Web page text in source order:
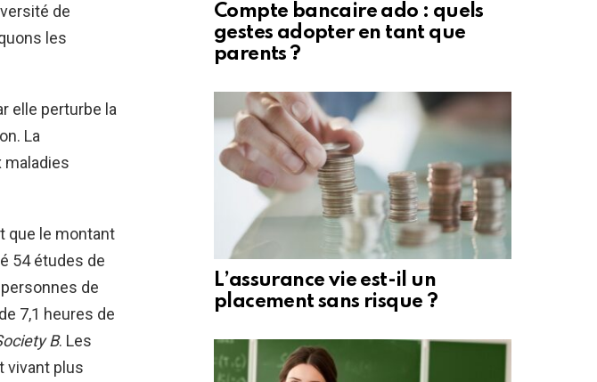
de
les
elle perturbe la
La
maladies
que le montant
54 études de
de
7,1 heures de
B. Les
vivant plus
Compte bancaire ado : quels
gestes adopter en tant que
parents ?
L’assurance vie est-il un
placement sans risque ?